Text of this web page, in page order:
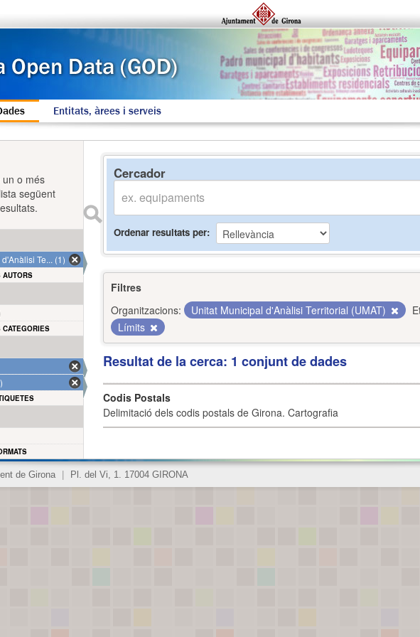
Entitats, àrees i serveis
Cercador
Ordenar resultats per
Filtres
Organitzacions:
Unitat Municipal d'Anàlisi Territorial (UMAT)
Límits
Resultat de la cerca: 1 conjunt de dades
Codis Postals
Delimitació dels codis postals de Girona. Cartografia
o més
següent
Te... (1)
AUTORS
CATEGORIES
de Girona Pl. del Vi, 1. 17004 GIRONA